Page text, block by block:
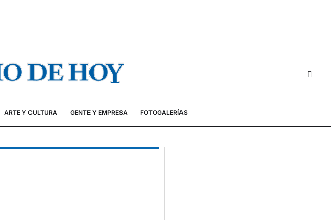
ARTE Y CULTURA GENTE Y EMPRESA FOTOGALERÍAS